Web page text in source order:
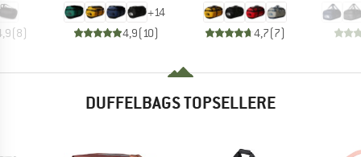
(8)
+14
4,9(10) 4,7(7)
DUFFELBAGS TOPSELLERE